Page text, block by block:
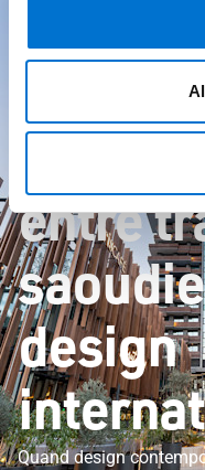
Blog 4114
Fairmont Ramla :
entre
design
Quand design